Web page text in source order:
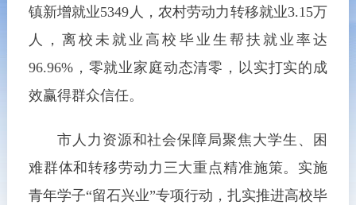
镇新增就业5349人，农村劳动力转移就业3.15万
人，离校未就业高校毕业生帮扶就业率达
96.96%，零就业家庭动态清零，以实打实的成
效赢得群众信任。
市人力资源和社会保障局聚焦大学生、困
难群体和转移劳动力三大重点精准施策。实施
青年学子“留石兴业”专项行动，扎实推进高校毕